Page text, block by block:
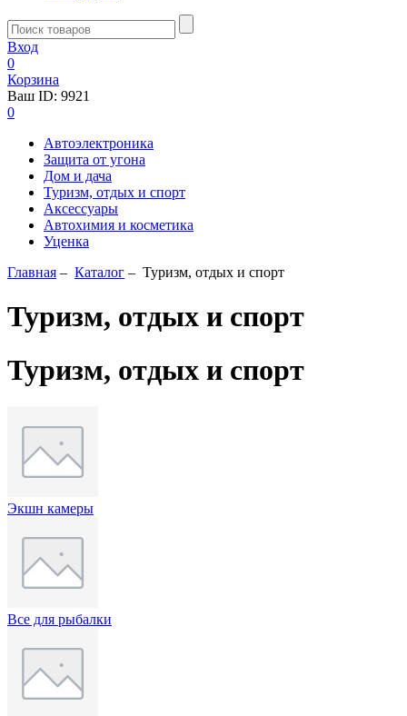
Вход
0
Корзина
Ваш ID: 9921
0
Автоэлектроника
Защита от угона
Дом и дача
Туризм, отдых и спорт
Аксессуары
Автохимия и косметика
Уценка
Главная – Каталог – Туризм, отдых и спорт
Туризм, отдых и спорт
Туризм, отдых и спорт
Экшн камеры
Все для рыбалки